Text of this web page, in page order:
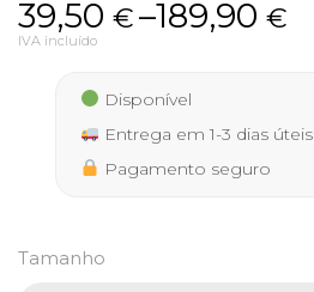
39,50 €–189,90€
Price
range:
39,50 €
through
189,90 €
IVA incluído
Disponível
Entrega em 1-3 dias úteis
Pagamento seguro
Tamanho